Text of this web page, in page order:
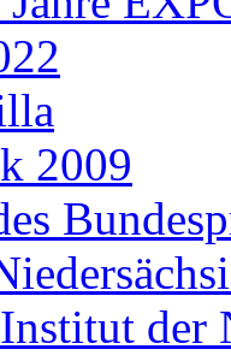
2009
der